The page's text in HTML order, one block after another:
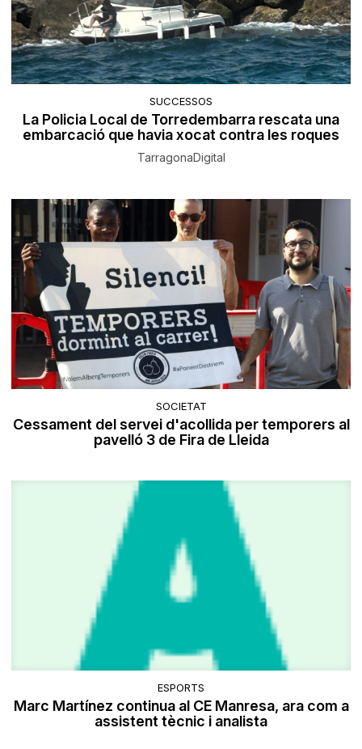
SUCCESSOS
La Policia Local de Torredembarra rescata una
embarcació que havia xocat contra les roques
TarragonaDigital
SOCIETAT
Cessament del servei d'acollida per temporers al
pavelló 3 de Fira de Lleida
ESPORTS
Marc Martínez continua al CE Manresa, ara com a
assistent tècnic i analista